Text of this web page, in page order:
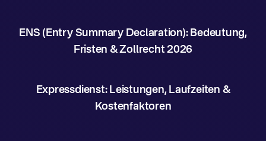
ENS (Entry Summary Declaration): Bedeutung,
Fristen & Zollrecht 2026
Expressdienst: Leistungen, Laufzeiten &
Kostenfaktoren